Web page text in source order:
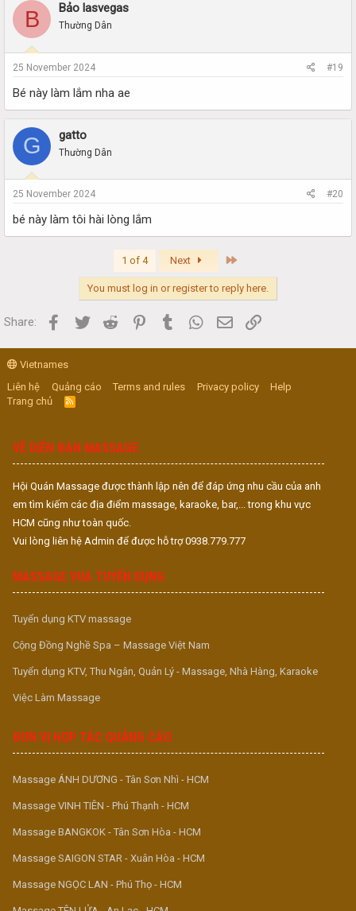
B Bảo lasvegas
Thường Dân
25 November 2024 #19
Bé này làm lắm nha ae
G gatto
Thường Dân
25 November 2024 #20
bé này làm tôi hài lòng lắm
1 of 4 Next
You must log in or register to reply here.
Share: Facebook
Twitter Reddit PinterestTumblr WhatsApp
Email
Vietnames
Liên hệ
Quảng cáo Terms and rules Privacy policy
Help
Trang chủ
R
S
VỀ DIỄN ĐÀN MASSAGE
Hội Quán Massage được thành lập nên để đáp ứng nhu cầu của anh
em tìm kiếm các địa điểm massage, karaoke, bar,... trong khu vực
HCM cũng như toàn quốc.
Vui lòng liên hệ Admin để được hỗ trợ 0938.779.777
MASSAGE VUA TUYỂN DỤNG
Tuyển dụng KTV massage
Cộng Đồng Nghề Spa – Massage Việt Nam
Tuyển dụng KTV, Thu Ngân, Quản Lý - Massage, Nhà Hàng, Karaoke
Việc Làm Massage
ĐƠN VỊ HỢP TÁC QUẢNG CÁO
Massage ÁNH DƯƠNG - Tân Sơn Nhì - HCM
Massage VINH TIÊN - Phú Thạnh - HCM
Massage BANGKOK - Tân Sơn Hòa - HCM
Massage SAIGON STAR - Xuân Hòa - HCM
Massage NGỌC LAN - Phú Thọ - HCM